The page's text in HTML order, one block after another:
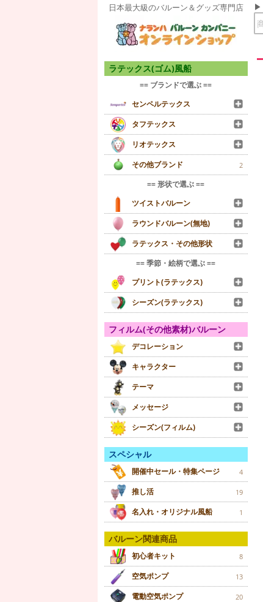
日本最大級のバルーン＆グッズ専門店
ラテックス(ゴム)風船
== ブランドで選ぶ ==
センペルテックス
タフテックス
リオテックス
その他ブランド
2
== 形状で選ぶ ==
ツイストバルーン
ラウンドバルーン(無地)
ラテックス・その他形状
== 季節・絵柄で選ぶ ==
プリント(ラテックス)
シーズン(ラテックス)
フィルム(その他素材)バルーン
デコレーション
キャラクター
テーマ
メッセージ
シーズン(フィルム)
スペシャル
開催中セール・特集ページ 4
推し活 19
名入れ・オリジナル風船 1
バルーン関連商品
初心者キット 8
空気ポンプ 13
電動空気ポンプ 20